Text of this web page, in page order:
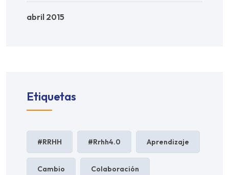
abril 2015
Etiquetas
#RRHH #rrhh4.0 Aprendizaje
Cambio Colaboración